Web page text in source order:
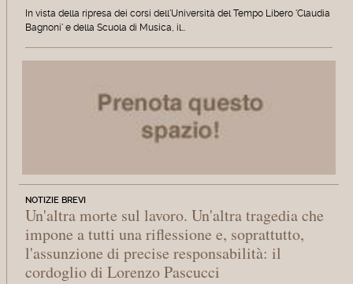
In vista della ripresa dei corsi dell'Università del Tempo Libero 'Claudia
Bagnoni' e della Scuola di Musica, il…
NOTIZIE BREVI
Un'altra morte sul lavoro. Un'altra tragedia che
impone a tutti una riflessione e, soprattutto,
l'assunzione di precise responsabilità: il
cordoglio di Lorenzo Pascucci